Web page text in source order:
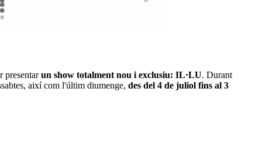
presentarun show totalment nou i exclusiu: IL·LU. Durant
així com l'últim diumenge, des del 4 de juliol fins al 3